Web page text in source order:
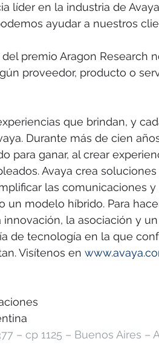
líder en la industria de
ayudar a nuestros
premio Aragon Research
proveedor, producto o
que brindan, y
Durante más de cien
para ganar, al crear
Avaya crea
las comunicaciones
un modelo híbrido. Para
la asociación y
de tecnología en la que
Visítenos en
– cp 1125 – Buenos Aires –